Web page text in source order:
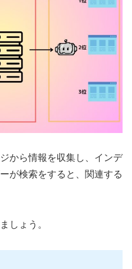
から情報を収集し、インデ
が検索をすると、関連する
しょう。